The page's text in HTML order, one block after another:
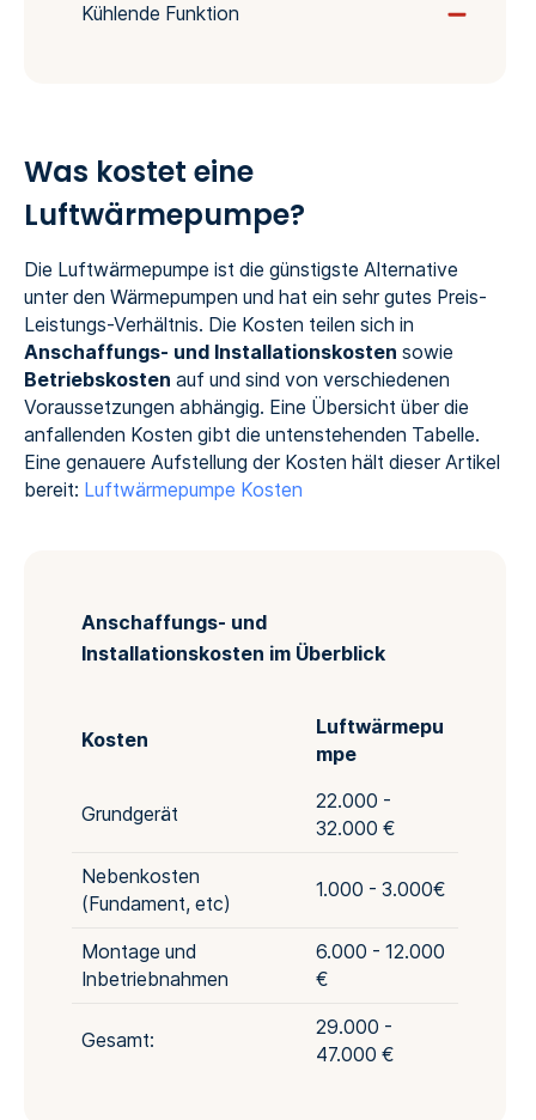
Kühlende Funktion
Was kostet eine
Luftwärmepumpe?
Die Luftwärmepumpe ist die günstigste Alternative
unter den Wärmepumpen und hat ein sehr gutes Preis-
Leistungs-Verhältnis. Die Kosten teilen sich in
Anschaffungs- und Installationskosten sowie
Betriebskosten auf und sind von verschiedenen
Voraussetzungen abhängig. Eine Übersicht über die
anfallenden Kosten gibt die untenstehenden Tabelle.
Eine genauere Aufstellung der Kosten hält dieser Artikel
bereit: Luftwärmepumpe Kosten
Anschaffungs- und
Installationskosten im Überblick
Kosten
Luftwärmepu
mpe
Grundgerät
22.000 -
32.000 €
Nebenkosten
(Fundament, etc)
1.000 - 3.000€
Montage und
Inbetriebnahmen
6.000 - 12.000
€
Gesamt:
29.000 -
47.000 €